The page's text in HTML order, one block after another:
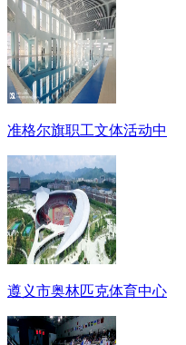
准格尔旗职工文体活动中
遵义市奥林匹克体育中心